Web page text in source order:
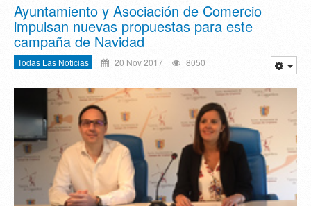
Ayuntamiento y Asociación de Comercio
impulsan nuevas propuestas para este
campaña de Navidad
Todas Las Noticias 20 Nov 2017 8050